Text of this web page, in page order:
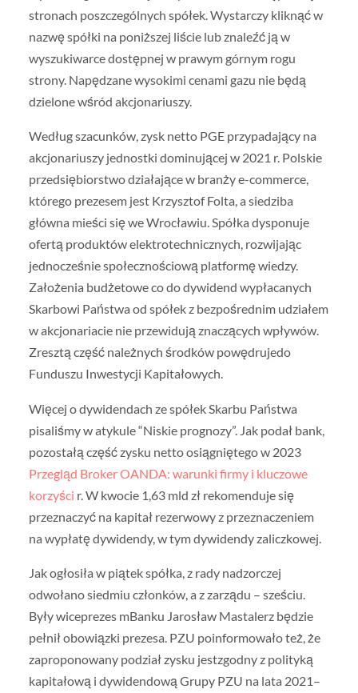
stronach poszczególnych spółek. Wystarczy kliknąć w
nazwę spółki na poniższej liście lub znaleźć ją w
wyszukiwarce dostępnej w prawym górnym rogu
strony. Napędzane wysokimi cenami gazu nie będą
dzielone wśród akcjonariuszy.
Według szacunków, zysk netto PGE przypadający na
akcjonariuszy jednostki dominującej w 2021 r. Polskie
przedsiębiorstwo działające w branży e-commerce,
którego prezesem jest Krzysztof Folta, a siedziba
główna mieści się we Wrocławiu. Spółka dysponuje
ofertą produktów elektrotechnicznych, rozwijając
jednocześnie społecznościową platformę wiedzy.
Założenia budżetowe co do dywidend wypłacanych
Skarbowi Państwa od spółek z bezpośrednim udziałem
w akcjonariacie nie przewidują znaczących wpływów.
Zresztą część należnych środków powędrujedo
Funduszu Inwestycji Kapitałowych.
Więcej o dywidendach ze spółek Skarbu Państwa
pisaliśmy w atykule “Niskie prognozy”. Jak podał bank,
pozostałą część zysku netto osiągniętego w 2023
Przegląd Broker OANDA: warunki firmy i kluczowe
korzyści r. W kwocie 1,63 mld zł rekomenduje się
przeznaczyć na kapitał rezerwowy z przeznaczeniem
na wypłatę dywidendy, w tym dywidendy zaliczkowej.
Jak ogłosiła w piątek spółka, z rady nadzorczej
odwołano siedmiu członków, a z zarządu – sześciu.
Były wiceprezes mBanku Jarosław Mastalerz będzie
pełnił obowiązki prezesa. PZU poinformowało też, że
zaproponowany podział zysku jestzgodny z polityką
kapitałową i dywidendową Grupy PZU na lata 2021–